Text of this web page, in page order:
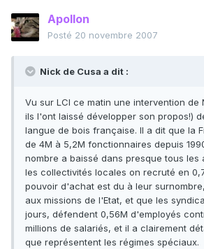
Apollon
Posté 20 novembre 2007
Nick de Cusa a dit :
Vu sur LCI ce matin une intervention de
ils l'ont laissé développer son propos!)
langue de bois française. Il a dit que la
de 4M à 5,2M fonctionnaires depuis
nombre a baissé dans presque tous les
les collectivités locales on recruté en
pouvoir d'achat est du à leur
aux missions de l'Etat, et que les
jours, défendent 0,56M d'employés
millions de salariés, et il a clairement
que représentent les régimes spéciaux.